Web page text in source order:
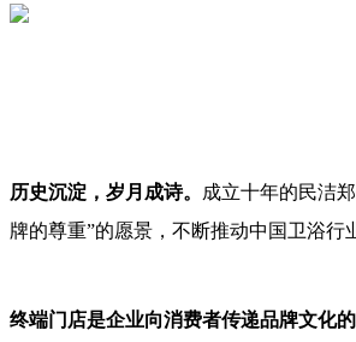
历史沉淀，岁月成诗。
成立十年的民洁
牌的尊重”的愿景，不断推动中国卫浴行
终端门店是企业向消费者传递品牌文化